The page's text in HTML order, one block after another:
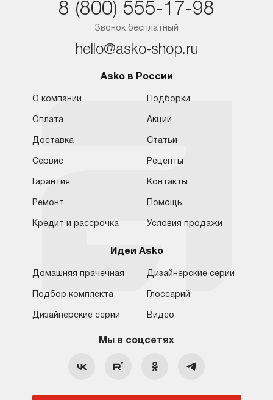
Москва
Москва
Краснодар
8 (800) 555-17-98 8 (495) 646-09-31
hello@asko-shop.ru
О компании Ремонт
Ростов-на-Дону
Звонок бесплатный
8 (800) 555-17-98
hello@asko-shop.ru
Asko в России
О компании
Оплата
Доставка
Сервис
Гарантия
Ремонт
Кредит и рассрочка
Подборки
Акции
Статьи
Рецепты
Контакты
Помощь
Условия продажи
Идеи Asko
Домашняя прачечная
Подбор комплекта
Дизайнерские серии
Дизайнерские серии
Глоссарий
Видео
Мы в соцсетях